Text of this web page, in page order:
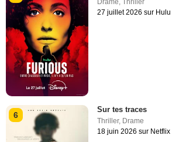
Drame,Thriller
27 juillet 2026 sur Hulu
6
Sur tes traces
Thriller, Drame
18 juin 2026 sur Netflix